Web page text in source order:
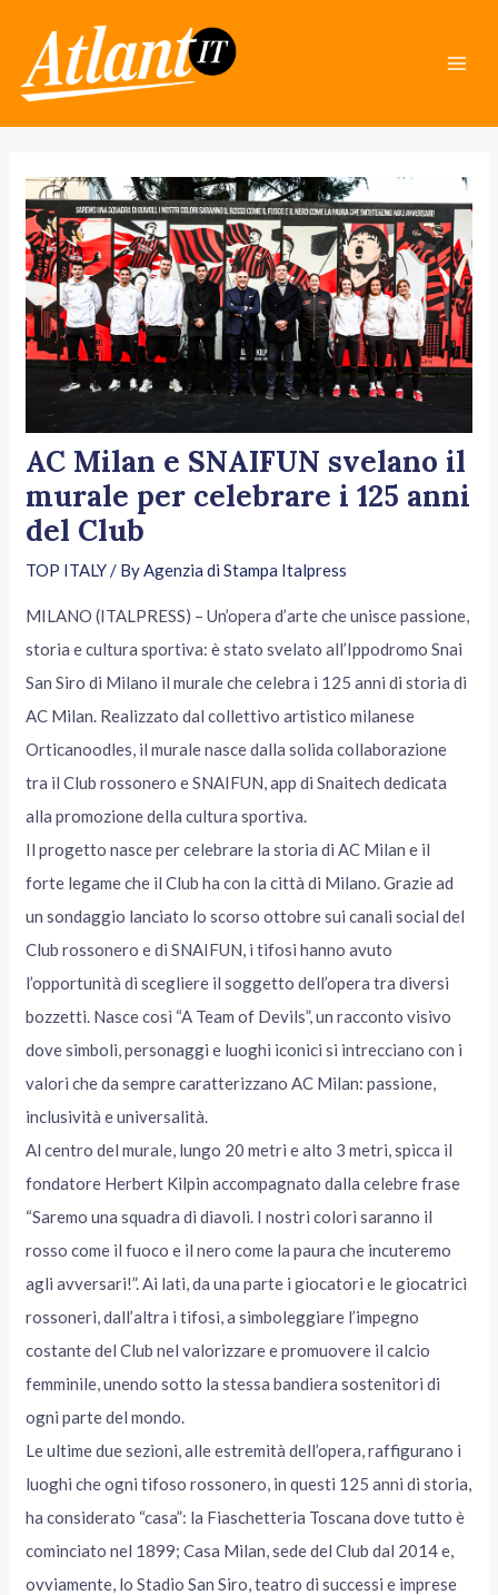
content
AC Milan e SNAIFUN svelano il
murale per celebrare i 125 anni
del Club
TOP ITALY / By Agenzia di Stampa Italpress
MILANO (ITALPRESS) – Un’opera d’arte che unisce passione,
storia e cultura sportiva: è stato svelato all’Ippodromo Snai
San Siro di Milano il murale che celebra i 125 anni di storia di
AC Milan. Realizzato dal collettivo artistico milanese
Orticanoodles, il murale nasce dalla solida collaborazione
tra il Club rossonero e SNAIFUN, app di Snaitech dedicata
alla promozione della cultura sportiva.
Il progetto nasce per celebrare la storia di AC Milan e il
forte legame che il Club ha con la città di Milano. Grazie ad
un sondaggio lanciato lo scorso ottobre sui canali social del
Club rossonero e di SNAIFUN, i tifosi hanno avuto
l’opportunità di scegliere il soggetto dell’opera tra diversi
bozzetti. Nasce così “A Team of Devils”, un racconto visivo
dove simboli, personaggi e luoghi iconici si intrecciano con i
valori che da sempre caratterizzano AC Milan: passione,
inclusività e universalità.
Al centro del murale, lungo 20 metri e alto 3 metri, spicca il
fondatore Herbert Kilpin accompagnato dalla celebre frase
“Saremo una squadra di diavoli. I nostri colori saranno il
rosso come il fuoco e il nero come la paura che incuteremo
agli avversari!”. Ai lati, da una parte i giocatori e le giocatrici
rossoneri, dall’altra i tifosi, a simboleggiare l’impegno
costante del Club nel valorizzare e promuovere il calcio
femminile, unendo sotto la stessa bandiera sostenitori di
ogni parte del mondo.
Le ultime due sezioni, alle estremità dell’opera, raffigurano i
luoghi che ogni tifoso rossonero, in questi 125 anni di storia,
ha considerato “casa”: la Fiaschetteria Toscana dove tutto è
cominciato nel 1899; Casa Milan, sede del Club dal 2014 e,
ovviamente, lo Stadio San Siro, teatro di successi e imprese
navigation